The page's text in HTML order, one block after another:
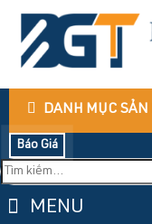
DANH MỤC SẢN
Báo Giá
MENU